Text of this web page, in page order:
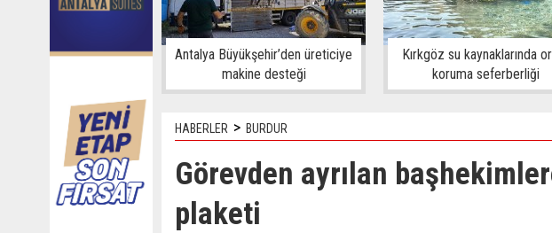
Antalya Büyükşehir’den üreticiye
makine desteği
Kırkgöz su kaynaklarında
koruma seferberliği
HABERLER > BURDUR
Görevden ayrılan
plaketi